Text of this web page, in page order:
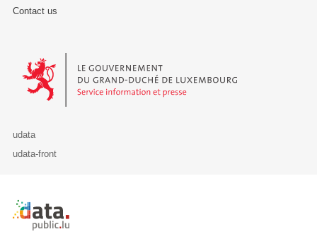
Contact us
Le Gouvernement du Grand-Duché de Luxembourg - Service
udata
udata-front
Retour à l'accueil de data.public.lu